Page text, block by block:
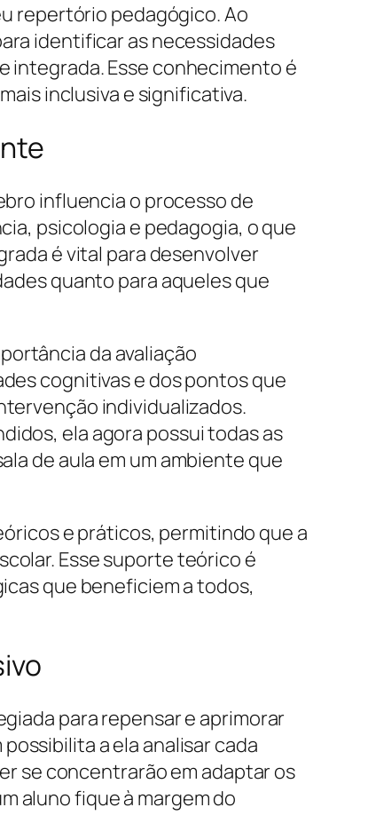
repertório pedagógico. Ao
identificar as necessidades
integrada. Esse conhecimento é
inclusiva e significativa.
influencia o processo de
psicologia e pedagogia, o que
é vital para desenvolver
quanto para aqueles que
da avaliação
cognitivas e dos pontos que
individualizados.
ela agora possui todas as
de aula em um ambiente que
e práticos, permitindo que a
Esse suporte teórico é
que beneficiem a todos,
para repensar e aprimorar
a ela analisar cada
se concentrarão em adaptar os
aluno fique à margem do